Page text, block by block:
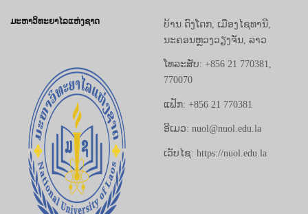
ມະຫາວິທະຍາໄລແຫ່ງຊາດ
ບ້ານ ດົງໂດກ, ເມືອງໄຊທານີ,
ນະຄອນຫຼວງວຽງຈັນ, ລາວ
ໂທລະສັບ: +856 21 770381,
770070
ແຟັກ: +856 21 770381
ອີເມວ: nuol@nuol.edu.la
ເວັບໄຊ: https://nuol.edu.la